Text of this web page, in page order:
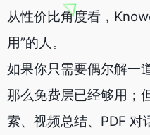
从性价比角度看，
用”的人。
如果你只需要偶尔解一
那么免费层已经够用；
索、视频总结、PDF 对